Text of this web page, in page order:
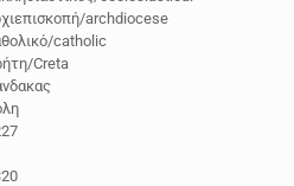
archdiocese
catholic
Creta